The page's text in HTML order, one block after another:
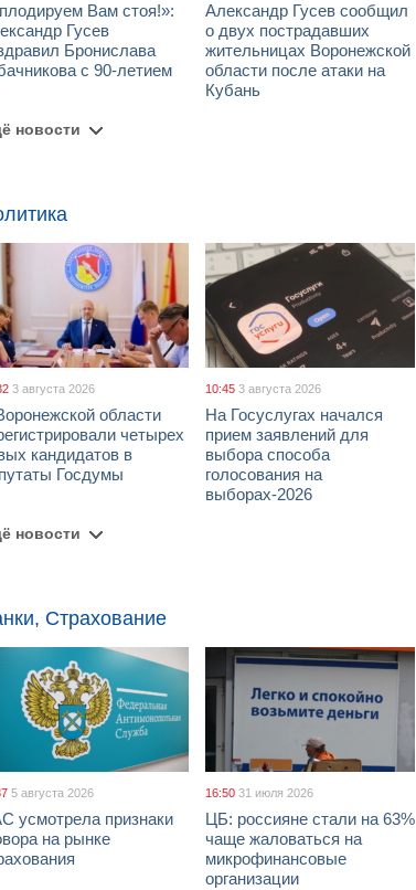
Вам стоя!»:
Гусев
Бронислава
с 90-летием
Александр Гусев сообщил
о двух пострадавших
жительницах Воронежской
области после атаки на
Кубань
новости
3 августа 2026
области
четырех
кандидатов в
Госдумы
10:45 3 августа 2026
На Госуслугах начался
прием заявлений для
выбора способа
голосования на
выборах-2026
новости
Страхование
5 августа 2026
усмотрела признаки
на рынке
16:50 31 июля 2026
ЦБ: россияне стали на 63%
чаще жаловаться на
микрофинансовые
организации